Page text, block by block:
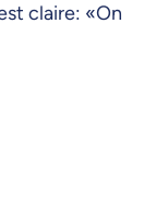
claire: «On